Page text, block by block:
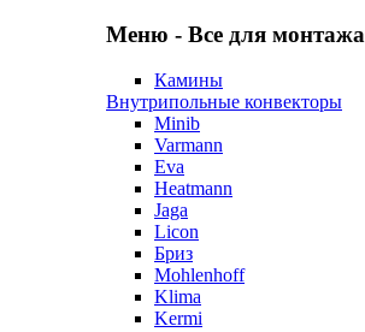
Меню - Все для монтажа
Камины
Внутрипольные конвекторы
Minib
Varmann
Eva
Heatmann
Jaga
Licon
Бриз
Mohlenhoff
Klima
Kermi